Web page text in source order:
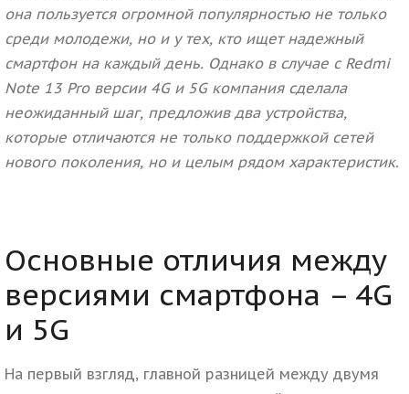
она пользуется огромной популярностью не только
среди молодежи, но и у тех, кто ищет надежный
смартфон на каждый день. Однако в случае с Redmi
Note 13 Pro версии 4G и 5G компания сделала
неожиданный шаг, предложив два устройства,
которые отличаются не только поддержкой сетей
нового поколения, но и целым рядом характеристик.
Основные отличия между
версиями смартфона – 4G
и 5G
На первый взгляд, главной разницей между двумя